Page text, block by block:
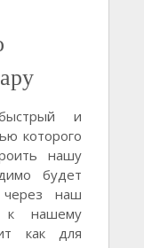
и
которого
нашу
будет
через наш
к нашему
как для